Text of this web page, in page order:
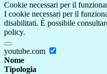
Cookie necessari per il
I cookie necessari per il
disabilitati. È possibile
policy.
youtube.com
Nome
Tipologia